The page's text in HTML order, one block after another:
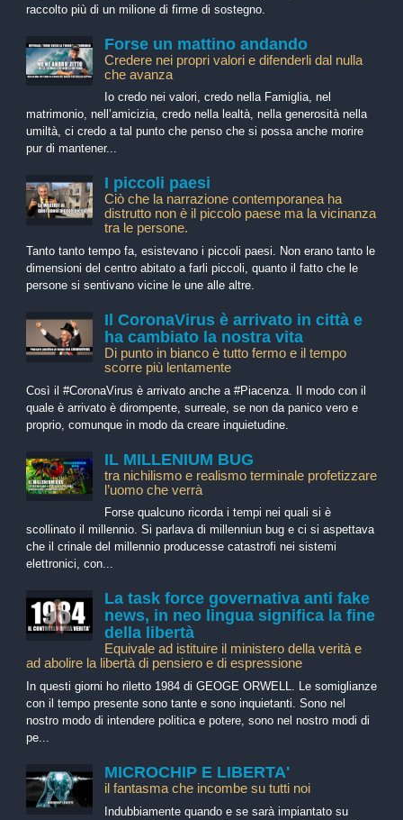
raccolto più di un milione di firme di sostegno.
Forse un mattino andando
Credere nei propri valori e difenderli dal nulla
che avanza
Io credo nei valori, credo nella Famiglia, nel
matrimonio, nell’amicizia, credo nella lealtà, nella generosità nella
umiltà, ci credo a tal punto che penso che si possa anche morire
pur di mantener...
I piccoli paesi
Ciò che la narrazione contemporanea ha
distrutto non è il piccolo paese ma la vicinanza
tra le persone.
Tanto tanto tempo fa, esistevano i piccoli paesi. Non erano tanto le
dimensioni del centro abitato a farli piccoli, quanto il fatto che le
persone si sentivano vicine le une alle altre.
Il CoronaVirus è arrivato in città e
ha cambiato la nostra vita
Di punto in bianco è tutto fermo e il tempo
scorre più lentamente
Così il #CoronaVirus è arrivato anche a #Piacenza. Il modo con il
quale è arrivato è dirompente, surreale, se non da panico vero e
proprio, comunque in modo da creare inquietudine.
IL MILLENIUM BUG
tra nichilismo e realismo terminale profetizzare
l’uomo che verrà
Forse qualcuno ricorda i tempi nei quali si è
scollinato il millennio. Si parlava di millenniun bug e ci si aspettava
che il crinale del millennio producesse catastrofi nei sistemi
elettronici, con...
La task force governativa anti fake
news, in neo lingua significa la fine
della libertà
Equivale ad istituire il ministero della verità e
ad abolire la libertà di pensiero e di espressione
In questi giorni ho riletto 1984 di GEOGE ORWELL. Le somiglianze
con il tempo presente sono tante e sono inquietanti. Sono nel
nostro modo di intendere politica e potere, sono nel nostro modi di
pe...
MICROCHIP E LIBERTA'
il fantasma che incombe su tutti noi
Indubbiamente quando e se sarà impiantato su